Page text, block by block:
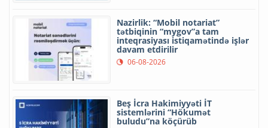
Nazirlik: “Mobil notariat”
tətbiqinin “mygov”a tam
inteqrasiyası istiqamətində işlər
davam etdirilir
06-08-2026
Beş İcra Hakimiyyəti İT
sistemlərini “Hökumət
buludu”na köçürüb